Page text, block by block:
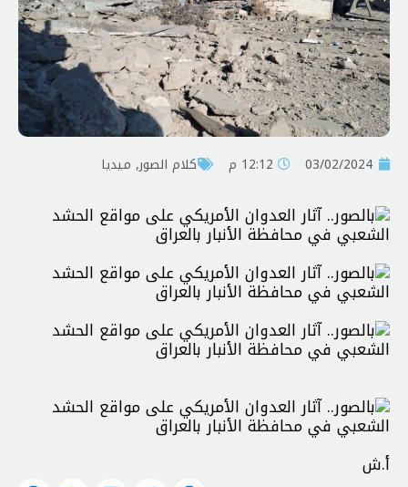
03/02/2024 12:12 م کلام الصور, ميديا
أ.ش